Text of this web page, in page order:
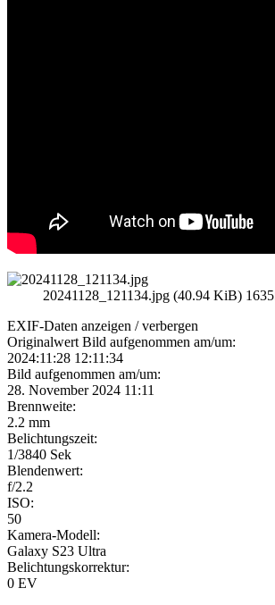
20241128_121134.jpg (40.94 KiB)
EXIF-Daten anzeigen / verbergen
Originalwert Bild aufgenommen am/um:
2024:11:28 12:11:34
Bild aufgenommen am/um:
28. November 2024 11:11
Brennweite:
2.2 mm
Belichtungszeit:
1/3840 Sek
Blendenwert:
f/2.2
ISO:
50
Kamera-Modell:
Galaxy S23 Ultra
Belichtungskorrektur:
0 EV